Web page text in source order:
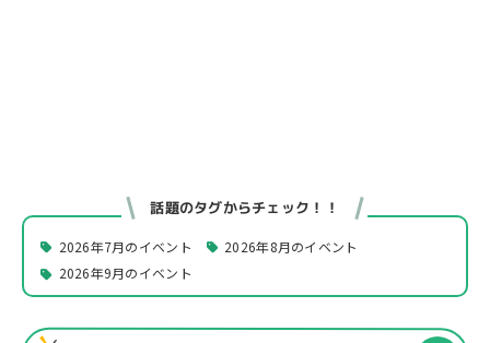
話題のタグからチェック！！
2026年7月のイベント
2026年8月のイベント
2026年9月のイベント